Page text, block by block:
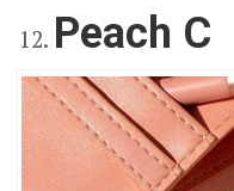
Peach C